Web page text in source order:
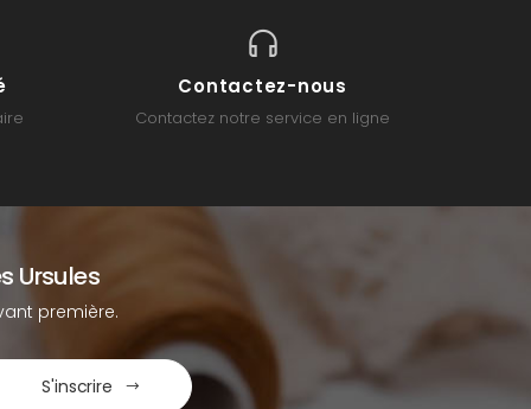
Contactez-nous
Contactez notre service en ligne
Ursules
première.
S'inscrire